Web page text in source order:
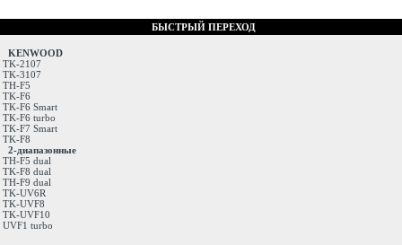
БЫСТРЫЙ ПЕРЕХОД
KENWOOD
TK-2107
TK-3107
TH-F5
TK-F6
TK-F6 Smart
TK-F6 turbo
TK-F7 Smart
TK-F8
2-диапазонные
TH-F5 dual
TK-F8 dual
TH-F9 dual
TK-UV6R
TK-UVF8
TK-UVF10
UVF1 turbo